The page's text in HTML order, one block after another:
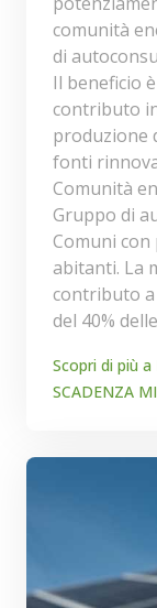
comunità
di
Il beneficio
contributo
produzione
fonti
Comunità
Gruppo di
Comuni
abitanti. La
contributo
del 40%
Scopri di più
SCADENZA